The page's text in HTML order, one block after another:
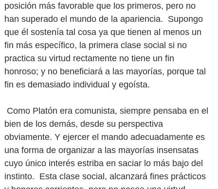
posición más favorable que los primeros, pero no
han superado el mundo de la apariencia. Supongo
que él sostenía tal cosa ya que tienen al menos un
fin más específico, la primera clase social si no
practica su virtud rectamente no tiene un fin
honroso; y no beneficiará a las mayorías, porque tal
fin es demasiado individual y egoísta.
Como Platón era comunista, siempre pensaba en el
bien de los demás, desde su perspectiva
obviamente. Y ejercer el mando adecuadamente es
una forma de organizar a las mayorías insensatas
cuyo único interés estriba en saciar lo más bajo del
instinto. Esta clase social, alcanzará fines prácticos